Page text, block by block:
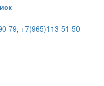
79, +7(965)113-51-50